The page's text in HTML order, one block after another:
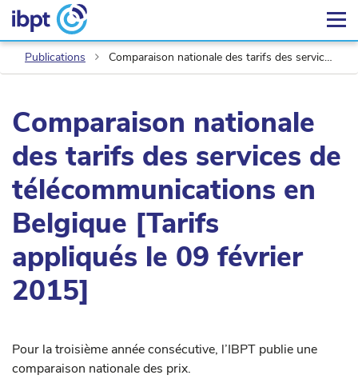
Publications Comparaison nationale des tarifs des services de télécommunications en Belgique [Tarifs appliqués le 09 février 2015]
Comparaison nationale
des tarifs des services de
télécommunications en
Belgique [Tarifs
appliqués le 09 février
2015]
Pour la troisième année consécutive, l’IBPT publie une
comparaison nationale des prix.